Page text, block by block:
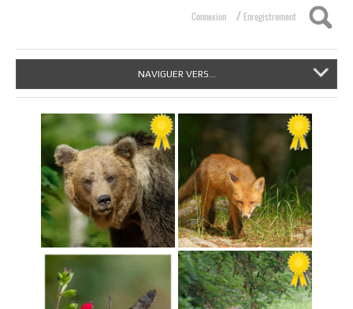
Connexion / Enregistrement
NAVIGUER VERS...